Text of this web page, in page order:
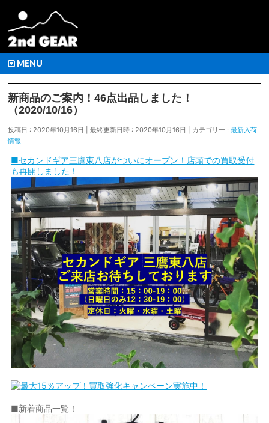
MENU
新商品のご案内！46点出品しました！
（2020/10/16）
投稿日 : 2020年10月16日 最終更新日時 : 2020年10月16日 カテゴリー :最新入荷
情報
■セカンドギア三鷹東八店がついにオープン！店頭での買取受付
も再開しました！
■新着商品一覧！